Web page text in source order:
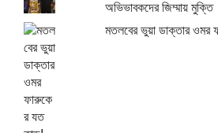
অভিভাবকদের জিম্মায় মুক্তি
মতলবের ভুয়া ডাক্তার ওমর